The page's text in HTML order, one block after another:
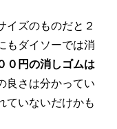
イズのものだと２
もダイソーでは消
０円の消しゴムは
良さは分かってい
ていないだけかも